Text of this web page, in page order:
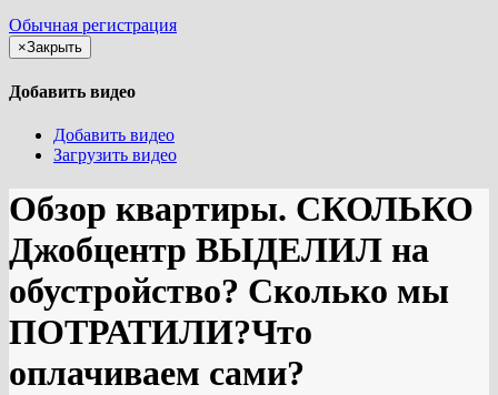
Обычная регистрация
×Закрыть
Добавить видео
Добавить видео
Загрузить видео
Обзор квартиры. СКОЛЬКО
Джобцентр ВЫДЕЛИЛ на
обустройство? Сколько мы
ПОТРАТИЛИ?Что
оплачиваем сами?